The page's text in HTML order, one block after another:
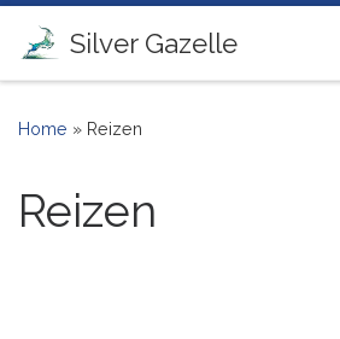
Ga naar inhoud
Silver Gazelle
Home » Reizen
Reizen